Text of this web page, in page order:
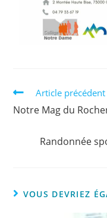
Article précédent
Notre Mag du
Randonnée
VOUS DEVRIEZ